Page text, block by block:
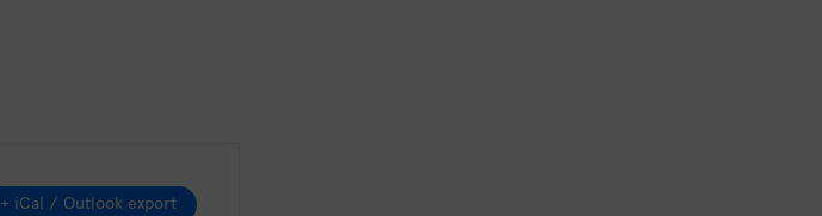
+ iCal / Outlook export